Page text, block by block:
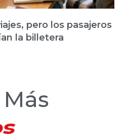
pero los pasajeros
la billetera